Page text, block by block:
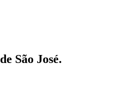
São José.